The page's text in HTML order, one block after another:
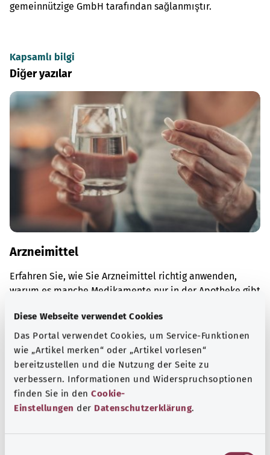
Diese Webseite verwendet Cookies
Das Portal verwendet Cookies, um Service-Funktionen
wie „Artikel merken“ oder „Artikel vorlesen“
bereitzustellen und die Nutzung der Seite zu
verbessern. Informationen und Widerspruchsoptionen
finden Sie in den Cookie-
Einstellungen der Datenschutzerklärung.
gemeinnützige GmbH tarafından sağlanmıştır.
Kapsamlı bilgi
Diğer yazılar
Arzneimittel
Erfahren Sie, wie Sie Arzneimittel richtig anwenden,
warum es manche Medikamente nur in der Apotheke gibt
Ayrıntılı bilgi edinin